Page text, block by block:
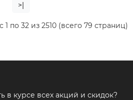
>|
1 по 32 из 2510 (всего 79 страниц)
в курсе всех акций и скидок?